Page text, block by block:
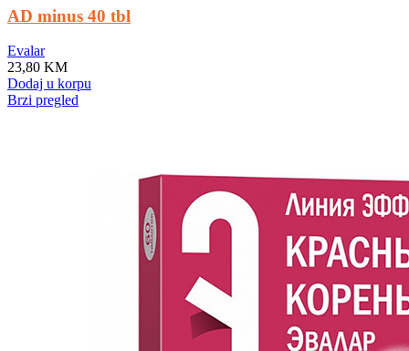
AD minus 40 tbl
Evalar
23,80 KM
Dodaj u korpu
Brzi pregled